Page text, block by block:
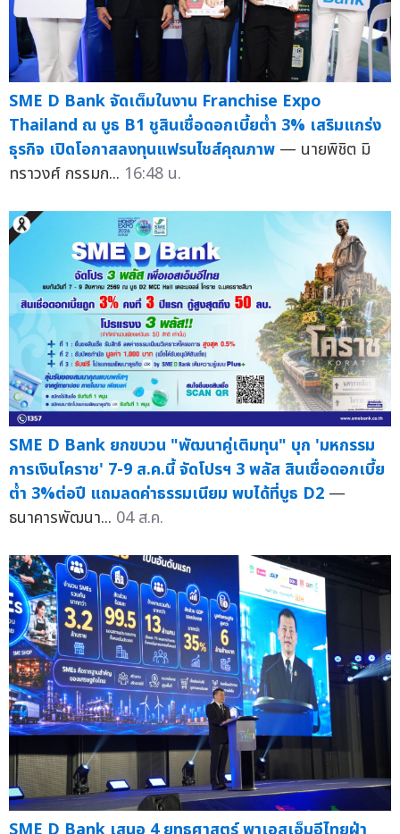
SME D Bank จัดเต็มในงาน Franchise Expo
Thailand ณ บูธ B1 ชูสินเชื่อดอกเบี้ยต่ำ 3% เสริมแกร่ง
ธุรกิจ เปิดโอกาสลงทุนแฟรนไชส์คุณภาพ — นายพิชิต มิ
ทราวงศ์ กรรมก... 16:48 น.
SME D Bank ยกขบวน "พัฒนาคู่เติมทุน" บุก 'มหกรรม
การเงินโคราช' 7-9 ส.ค.นี้ จัดโปรฯ 3 พลัส สินเชื่อดอกเบี้ย
ต่ำ 3%ต่อปี แถมลดค่าธรรมเนียม พบได้ที่บูธ D2 —
ธนาคารพัฒนา... 04 ส.ค.